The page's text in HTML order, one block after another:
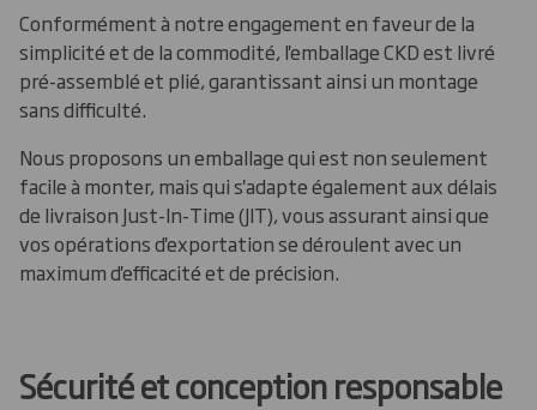
Conformément à notre engagement en faveur de la
simplicité et de la commodité, l'emballage CKD est livré
pré-assemblé et plié, garantissant ainsi un montage
sans difficulté.
Nous proposons un emballage qui est non seulement
facile à monter, mais qui s'adapte également aux délais
de livraison Just-In-Time (JIT), vous assurant ainsi que
vos opérations d'exportation se déroulent avec un
maximum d'efficacité et de précision.
Sécurité et conception responsable